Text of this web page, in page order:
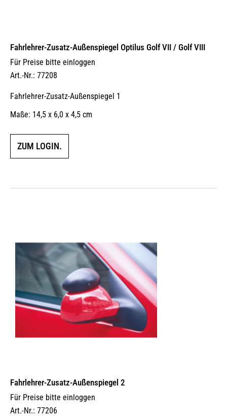
Fahrlehrer-Zusatz-Außen­spiegel Optilus Golf VII / Golf VIII
Für Preise bitte einloggen
Art.-Nr.: 77208
Fahrlehrer-Zusatz-Außenspiegel 1
Maße: 14,5 x 6,0 x 4,5 cm
ZUM LOGIN.
Fahrlehrer-Zusatz-Außen­spiegel 2
Für Preise bitte einloggen
Art.-Nr.: 77206